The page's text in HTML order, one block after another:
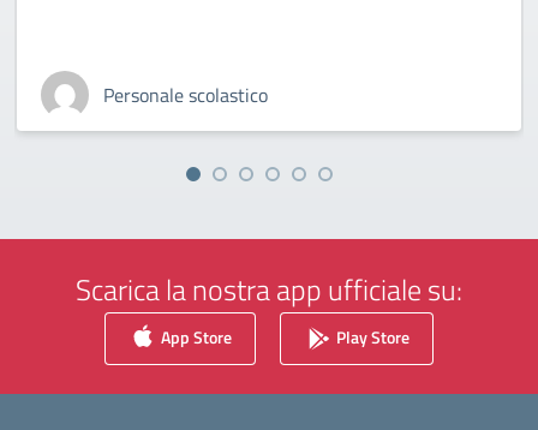
Personale scolastico
Scarica la nostra app ufficiale su:
App Store Play Store